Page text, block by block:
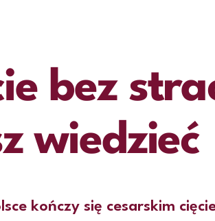
bez
wiedzieć
kończy się cesarskim